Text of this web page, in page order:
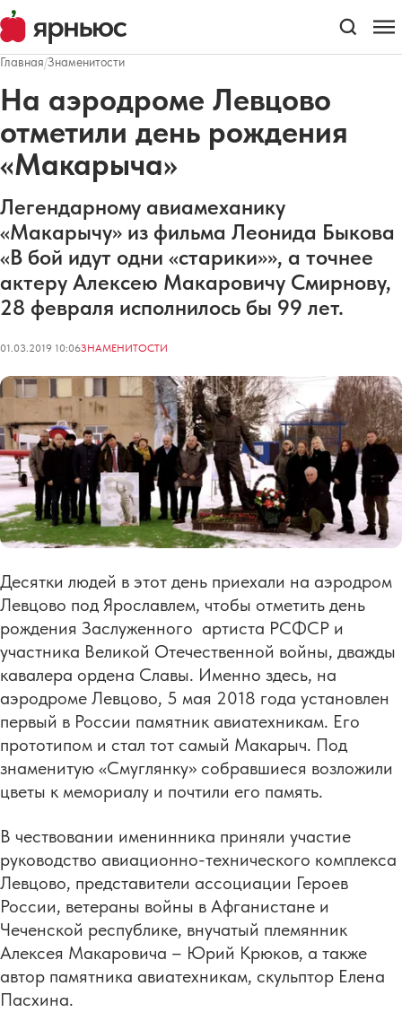
Главная/Знаменитости
На аэродроме Левцово
отметили день рождения
«Макарыча»
Легендарному авиамеханику
«Макарычу» из фильма Леонида Быкова
«В бой идут одни «старики»», а точнее
актеру Алексею Макаровичу Смирнову,
28 февраля исполнилось бы 99 лет.
01.03.2019 10:06ЗНАМЕНИТОСТИ
Десятки людей в этот день приехали на аэродром
Левцово под Ярославлем, чтобы отметить день
рождения Заслуженного артиста РСФСР и
участника Великой Отечественной войны, дважды
кавалера ордена Славы. Именно здесь, на
аэродроме Левцово, 5 мая 2018 года установлен
первый в России памятник авиатехникам. Его
прототипом и стал тот самый Макарыч. Под
знаменитую «Смуглянку» собравшиеся возложили
цветы к мемориалу и почтили его память.
В чествовании именинника приняли участие
руководство авиационно-технического комплекса
Левцово, представители ассоциации Героев
России, ветераны войны в Афганистане и
Чеченской республике, внучатый племянник
Алексея Макаровича – Юрий Крюков, а также
автор памятника авиатехникам, скульптор Елена
Пасхина.